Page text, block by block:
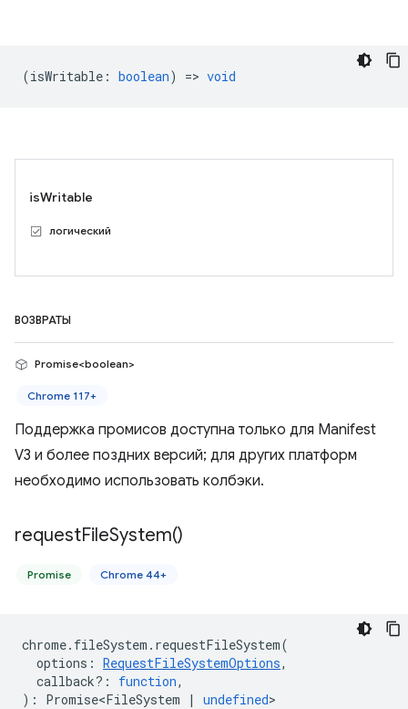
(isWritable : boolean) => void
isWritable
логический
ВОЗВРАТЫ
Promise<boolean>
Chrome 117+
Поддержка промисов доступна только для Manifest
V3 и более поздних версий; для других платформ
необходимо использовать колбэки.
requestFileSystem()
Promise Chrome 44+
chrome. fileSystem . requestFileSystem(
options : RequestFileSystemOptions,
callback? : function,
) : Promise<FileSystem | undefined>